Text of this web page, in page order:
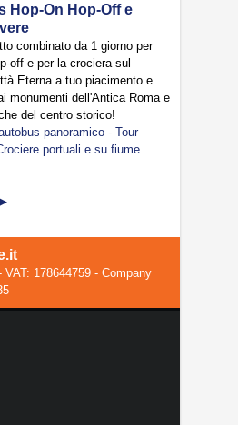
Hop-On Hop-Off e
combinato da 1 giorno per
off e per la crociera sul
Eterna a tuo piacimento e
monumenti dell'Antica Roma e
del centro storico!
panoramico - Tour
portuali e su fiume
VAT: 178644759 - Company